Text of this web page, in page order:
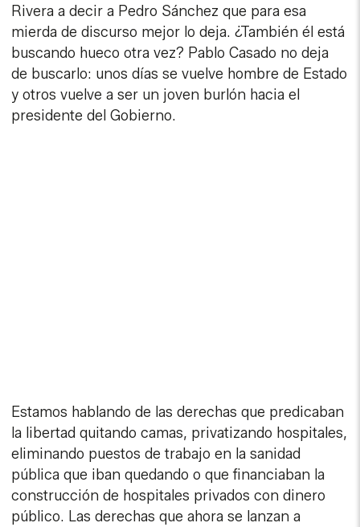
Rivera a decir a Pedro Sánchez que para esa
mierda de discurso mejor lo deja. ¿También él está
buscando hueco otra vez? Pablo Casado no deja
de buscarlo: unos días se vuelve hombre de Estado
y otros vuelve a ser un joven burlón hacia el
presidente del Gobierno.
Estamos hablando de las derechas que predicaban
la libertad quitando camas, privatizando hospitales,
eliminando puestos de trabajo en la sanidad
pública que iban quedando o que financiaban la
construcción de hospitales privados con dinero
público. Las derechas que ahora se lanzan a